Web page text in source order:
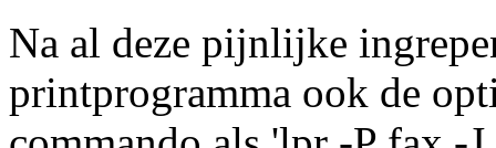
Na al deze pijnlijke
printprogramma ook de